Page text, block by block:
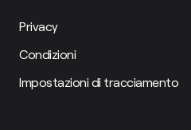
Privacy
Condizioni
Impostazioni di tracciamento